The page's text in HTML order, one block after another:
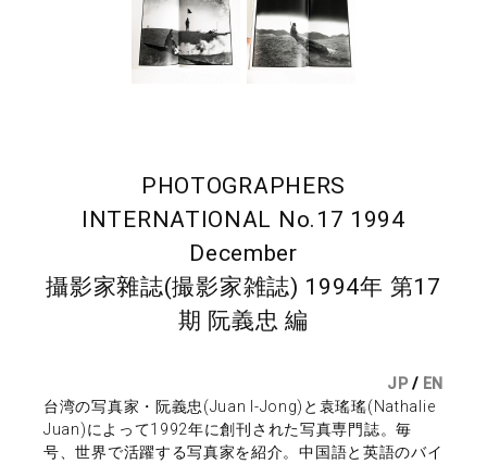
PHOTOGRAPHERS
INTERNATIONAL No.17 1994
December
攝影家雜誌(撮影家雑誌) 1994年 第17
期 阮義忠 編
JP / EN
台湾の写真家・阮義忠(Juan I-Jong)と袁瑤瑤(Nathalie
Juan)によって1992年に創刊された写真専門誌。毎
号、世界で活躍する写真家を紹介。中国語と英語のバイ